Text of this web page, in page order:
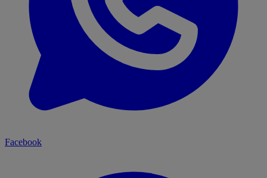
Facebook